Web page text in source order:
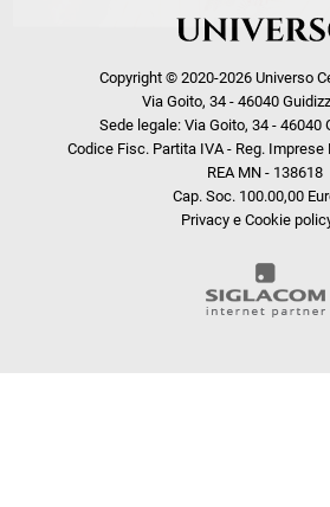
Copyright © 2020-2026 Universo
Via Goito, 34 - 46040
Sede legale: Via Goito, 34 - 46040
Codice Fisc. Partita IVA - Reg. Imprese
REA MN - 138618
Cap. Soc. 100.00,00
Privacy e Cookie